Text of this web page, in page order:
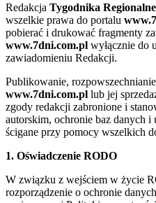
Redakcja Tygodnika
wszelkie prawa do portalu
pobierać i drukować fragmenty
www.7dni.com.pl wyłącznie do
zawiadomieniu Redakcji.
Publikowanie,
www.7dni.com.pl lub jej
zgody redakcji zabronione i
autorskim, ochronie baz danych
ścigane przy pomocy wszelkich
1. Oświadczenie RODO
W związku z wejściem w życie
rozporządzenie o ochronie